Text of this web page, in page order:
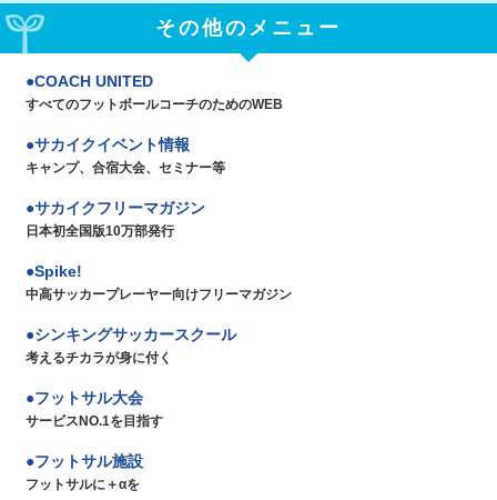
その他のメニュー
COACH UNITED
すべてのフットボールコーチのためのWEB
サカイクイベント情報
キャンプ、合宿大会、セミナー等
サカイクフリーマガジン
日本初全国版10万部発行
Spike!
中高サッカープレーヤー向けフリーマガジン
シンキングサッカースクール
考えるチカラが身に付く
フットサル大会
サービスNO.1を目指す
フットサル施設
フットサルに＋αを